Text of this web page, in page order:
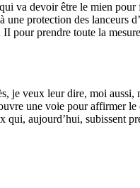
va devoir être le mien
protection des lanceurs
pour prendre toute la
je veux leur dire, moi aussi,
une voie pour affirmer
qui, aujourd’hui, subissent